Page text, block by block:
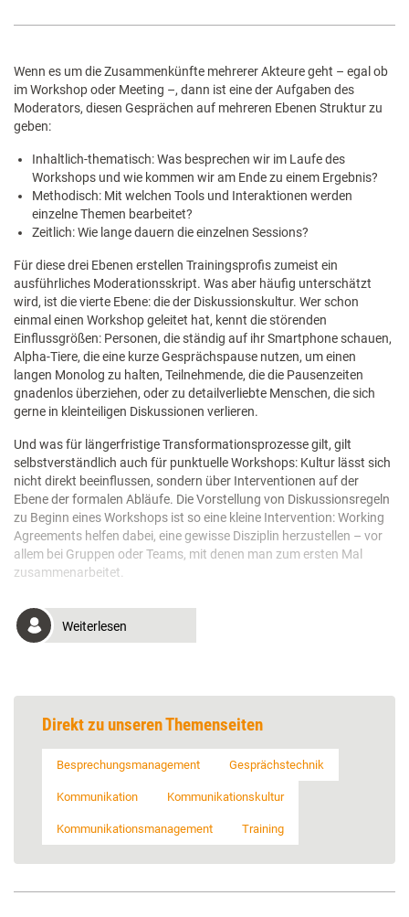
Wenn es um die Zusammenkünfte mehrerer Akteure geht – egal ob
im Workshop oder Meeting –, dann ist eine der Aufgaben des
Moderators, diesen Gesprächen auf mehreren Ebenen Struktur zu
geben:
Inhaltlich-thematisch: Was besprechen wir im Laufe des
Workshops und wie kommen wir am Ende zu einem Ergebnis?
Methodisch: Mit welchen Tools und Interaktionen werden
einzelne Themen bearbeitet?
Zeitlich: Wie lange dauern die einzelnen Sessions?
Für diese drei Ebenen erstellen Trainingsprofis zumeist ein
ausführliches Moderationsskript. Was aber häufig unterschätzt
wird, ist die vierte Ebene: die der Diskussionskultur. Wer schon
einmal einen Workshop geleitet hat, kennt die störenden
Einflussgrößen: Personen, die ständig auf ihr Smartphone schauen,
Alpha-Tiere, die eine kurze Gesprächspause nutzen, um einen
langen Monolog zu halten, Teilnehmende, die die Pausenzeiten
gnadenlos überziehen, oder zu detailverliebte Menschen, die sich
gerne in kleinteiligen Diskussionen verlieren.
Und was für längerfristige Transformationsprozesse gilt, gilt
selbstverständlich auch für punktuelle Workshops: Kultur lässt sich
nicht direkt beeinflussen, sondern über Interventionen auf der
Ebene der formalen Abläufe. Die Vorstellung von Diskussionsregeln
zu Beginn eines Workshops ist so eine kleine Intervention: Working
Agreements helfen dabei, eine gewisse Disziplin herzustellen – vor
allem bei Gruppen oder Teams, mit denen man zum ersten Mal
zusammenarbeitet.
Weiterlesen
Direkt zu unseren Themenseiten
Besprechungsmanagement Gesprächstechnik
Kommunikation Kommunikationskultur
Kommunikationsmanagement Training